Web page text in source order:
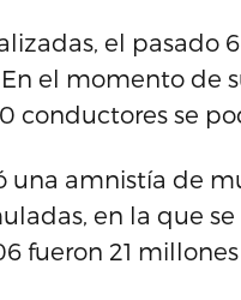
el pasado
el momento de
conductores se
una amnistía de
en la que
fueron 21